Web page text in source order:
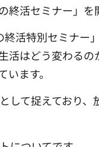
活セミナー」を
活特別セミナ
活はどう変わる
ます。
て捉えており